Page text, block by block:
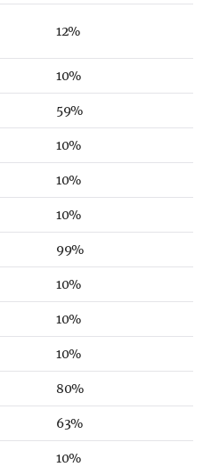
12%
10%
59%
10%
10%
10%
99%
10%
10%
10%
80%
63%
10%